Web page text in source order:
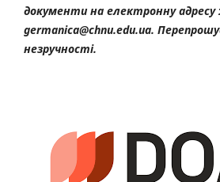
документи на електронну адресу
germanica@chnu.edu.ua.
незручності.